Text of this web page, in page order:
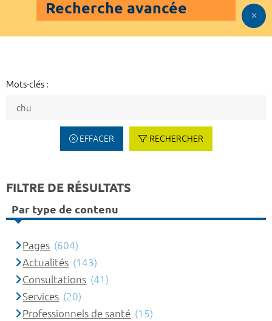
Recherche avancée
Mots-clés :
EFFACER RECHERCHER
FILTRE DE RÉSULTATS
Par type de contenu
Pages (604)
Actualités (143)
Consultations (41)
Services (20)
Professionnels de santé (15)